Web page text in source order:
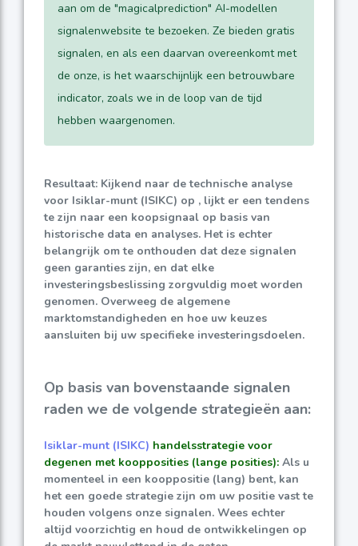
aan om de "magicalprediction" AI-modellen
signalenwebsite te bezoeken. Ze bieden gratis
signalen, en als een daarvan overeenkomt met
de onze, is het waarschijnlijk een betrouwbare
indicator, zoals we in de loop van de tijd
hebben waargenomen.
Resultaat: Kijkend naar de technische analyse
voor Isiklar-munt (ISIKC) op , lijkt er een tendens
te zijn naar een koopsignaal op basis van
historische data en analyses. Het is echter
belangrijk om te onthouden dat deze signalen
geen garanties zijn, en dat elke
investeringsbeslissing zorgvuldig moet worden
genomen. Overweeg de algemene
marktomstandigheden en hoe uw keuzes
aansluiten bij uw specifieke investeringsdoelen.
Op basis van bovenstaande signalen
raden we de volgende strategieën aan:
Isiklar-munt (ISIKC) handelsstrategie voor
degenen met koopposities (lange posities): Als u
momenteel in een kooppositie (lang) bent, kan
het een goede strategie zijn om uw positie vast te
houden volgens onze signalen. Wees echter
altijd voorzichtig en houd de ontwikkelingen op